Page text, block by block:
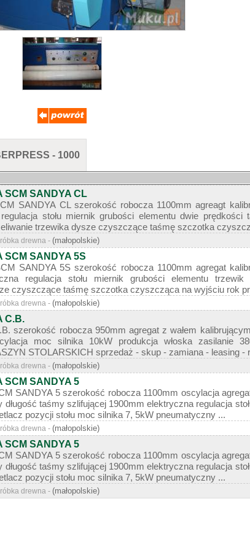
- 1000
SCM SANDYA CL
SANDYA CL szerokość robocza 1100mm agreagt
stołu miernik grubości elementu dwie prędkości
trzewika dysze czyszczące taśmę szczotka
drewna - (małopolskie)
SCM SANDYA 5S
SANDYA 5S szerokość robocza 1100mm agregat
regulacja stołu miernik grubości elementu
czyszczące taśmę szczotka czyszcząca na wyjściu rok
drewna - (małopolskie)
C.B.
szerokość robocza 950mm agregat z wałem
moc silnika 10kW produkcja włoska zasilanie
STOLARSKICH sprzedaż - skup - zamiana - leasing -
drewna - (małopolskie)
SCM SANDYA 5
SANDYA 5 szerokość robocza 1100mm oscylacja
taśmy szlifującej 1900mm elektryczna regulacja
pozycji stołu moc silnika 7, 5kW pneumatyczny ...
drewna - (małopolskie)
SCM SANDYA 5
SANDYA 5 szerokość robocza 1100mm oscylacja
taśmy szlifującej 1900mm elektryczna regulacja
pozycji stołu moc silnika 7, 5kW pneumatyczny ...
drewna - (małopolskie)